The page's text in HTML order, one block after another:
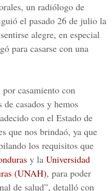
, un radiólogo de
el pasado 26 de julio la
alegre, en especial
para casarse con una
casamiento con
de casados y hemos
con el Estado de
que nos brindaó, ya que
los requisitos que
y la Universidad
(UNAH), para poder
de salud”, detalló con